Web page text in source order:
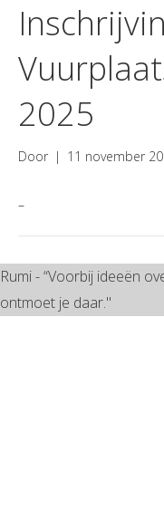
2025
Door | 11 november
–
Rumi - “Voorbij ideeën
ontmoet je daar."